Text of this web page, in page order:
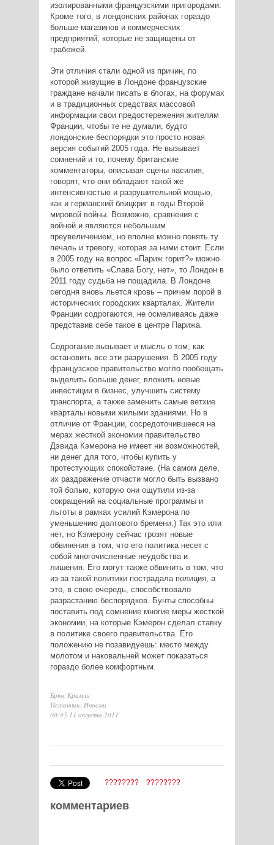
изолированными французскими пригородами.
Кроме того, в лондонских районах гораздо
больше магазинов и коммерческих
предприятий, которые не защищены от
грабежей.
Эти отличия стали одной из причин, по
которой живущие в Лондоне французские
граждане начали писать в блогах, на форумах
и в традиционных средствах массовой
информации свои предостережения жителям
Франции, чтобы те не думали, будто
лондонские беспорядки это просто новая
версия событий 2005 года. Не вызывает
сомнений и то, почему британские
комментаторы, описывая сцены насилия,
говорят, что они обладают такой же
интенсивностью и разрушительной мощью,
как и германский блицкриг в годы Второй
мировой войны. Возможно, сравнения с
войной и являются небольшим
преувеличением, но вполне можно понять ту
печаль и тревогу, которая за ними стоит. Если
в 2005 году на вопрос «Париж горит?» можно
было ответить «Слава Богу, нет», то Лондон в
2011 году судьба не пощадила. В Лондоне
сегодня вновь льется кровь – причем порой в
исторических городских кварталах. Жители
Франции содрогаются, не осмеливаясь даже
представив себе такое в центре Парижа.
Содрогание вызывает и мысль о том, как
остановить все эти разрушения. В 2005 году
французское правительство могло пообещать
выделить больше денег, вложить новые
инвестиции в бизнес, улучшить систему
транспорта, а также заменить самые ветхие
кварталы новыми жилыми зданиями. Но в
отличие от Франции, сосредоточившееся на
мерах жесткой экономии правительство
Дэвида Кэмерона не имеет ни возможностей,
ни денег для того, чтобы купить у
протестующих спокойствие. (На самом деле,
их раздражение отчасти могло быть вызвано
той болью, которую они ощутили из-за
сокращений на социальные программы и
льготы в рамках усилий Кэмерона по
уменьшению долгового бремени.) Так это или
нет, но Кэмерону сейчас грозят новые
обвинения в том, что его политика несет с
собой многочисленные неудобства и
лишения. Его могут также обвинить в том, что
из-за такой политики пострадала полиция, а
это, в свою очередь, способствовало
разрастанию беспорядков. Бунты способны
поставить под сомнение многие меры жесткой
экономии, на которые Кэмерон сделал ставку
в политике своего правительства. Его
положению не позавидуешь: место между
молотом и наковальней может показаться
гораздо более комфортным.
Брюс Крамли
Источник: Иносми
00:45 11 августа 2011
???????? ????????
комментариев